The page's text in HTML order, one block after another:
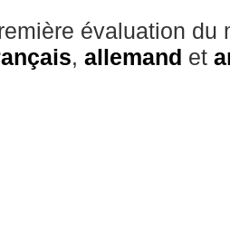
évaluation du
, allemand et